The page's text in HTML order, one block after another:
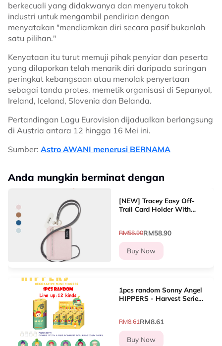
berkecuali yang didakwanya dan menyeru tokoh
industri untuk mengambil pendirian dengan
menyatakan "mendiamkan diri secara pasif bukanlah
satu pilihan."
Kenyataan itu turut memuji pihak penyiar dan peserta
yang dilaporkan telah menarik diri daripada saringan
peringkat kebangsaan atau menolak penyertaan
sebagai tanda protes, memetik organisasi di Sepanyol,
Ireland, Iceland, Slovenia dan Belanda.
Pertandingan Lagu Eurovision dijadualkan berlangsung
di Austria antara 12 hingga 16 Mei ini.
Sumber: Astro AWANI menerusi BERNAMA
Anda mungkin berminat dengan
[NEW] Tracey Easy Off-
Trail Card Holder With
RM58.90RM58.90
Buy Now
1pcs random Sonny Angel
HIPPERS - Harvest Series
up?12 types
RM8.61RM8.61
Buy Now